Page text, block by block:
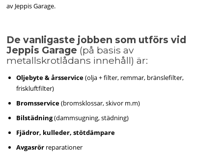
av Jeppis Garage.
De vanligaste jobben som utförs vid
Jeppis Garage (på basis av
metallskrotlådans innehåll) är:
Oljebyte & årsservice(olja + filter, remmar, bränslefilter,
friskluftfilter)
Bromsservice(bromsklossar, skivor m.m)
Bilstädning(dammsugning, städning)
Fjädror, kulleder, stötdämpare
Avgasrör reparationer